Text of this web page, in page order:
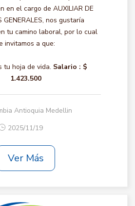
en el cargo de AUXILIAR DE
GENERALES, nos gustaría
tu camino laboral, por lo cual
invitamos a que:
tu hoja de vida. Salario : $
1.423.500
Antioquia Medellin
2025/11/19
Ver Más